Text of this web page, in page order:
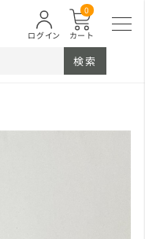
カート
0
ログイン
検索